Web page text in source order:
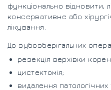
функціонально відновити,
консервативне або
лікування.
До зубозберігальних
резекція верхівки
цистектомія;
видалення